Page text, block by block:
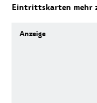
Eintrittskarten mehr